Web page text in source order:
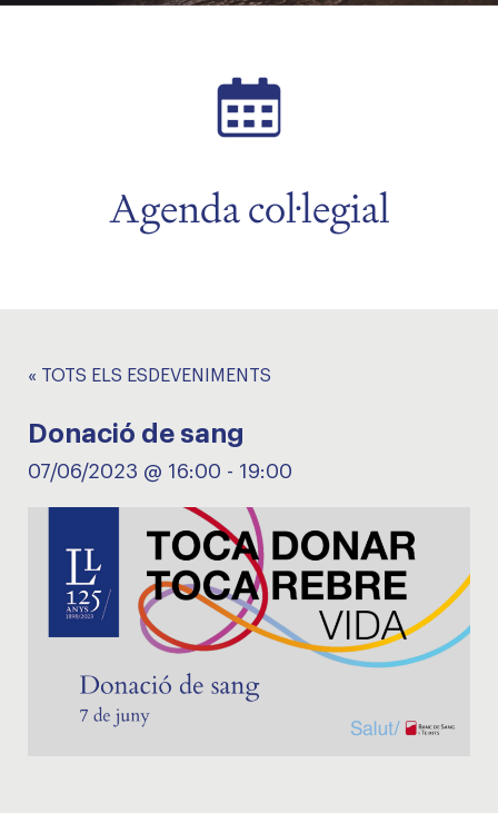
Agenda col·legial
« TOTS ELS ESDEVENIMENTS
Donació de sang
07/06/2023 @ 16:00 - 19:00